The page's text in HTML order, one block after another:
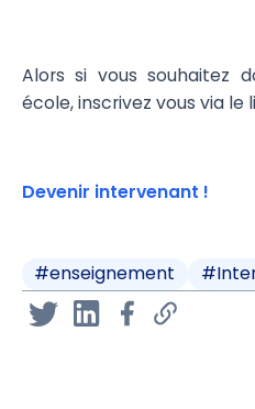
Alors si vous souhaitez
école, inscrivez vous via le
Devenir intervenant !
#enseignement #